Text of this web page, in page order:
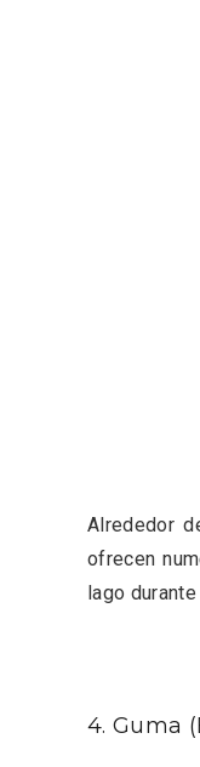
Alrededor
ofrecen
lago
4. Guma
Navidad